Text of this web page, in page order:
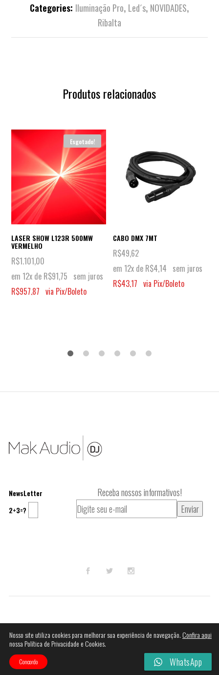
Categories: Iluminação Pro, Led´s, NOVIDADES,
Ribalta
Produtos relacionados
Esgotado!
LASER SHOW L123R 500MW
VERMELHO
R$1.101,00
em 12x de R$91,75 sem juros
R$957,87 via Pix/Boleto
CABO DMX 7MT
R$49,62
em 12x de R$4,14 sem juros
R$43,17 via Pix/Boleto
NewsLetter Receba nossos informativos!
2+3=?
© 2023Mak Audio DJ.
Perguntas Frequentes
Nosso site utiliza cookies para melhorar sua experiência de navegação.Confira aqui
nossa Política de Privacidade e Cookies.
Concordo WhatsApp